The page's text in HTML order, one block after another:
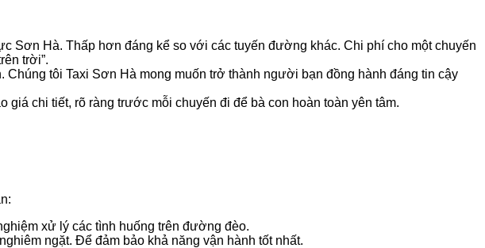
Sơn Hà. Thấp hơn đáng kể so với các tuyến đường khác. Chi phí cho một chuyến
trời”.
tôi Taxi Sơn Hà mong muốn trở thành người bạn đồng hành đáng tin cậy
giá chi tiết, rõ ràng trước mỗi chuyến đi để bà con hoàn toàn yên tâm.
xử lý các tình huống trên đường đèo.
ngặt. Để đảm bảo khả năng vận hành tốt nhất.